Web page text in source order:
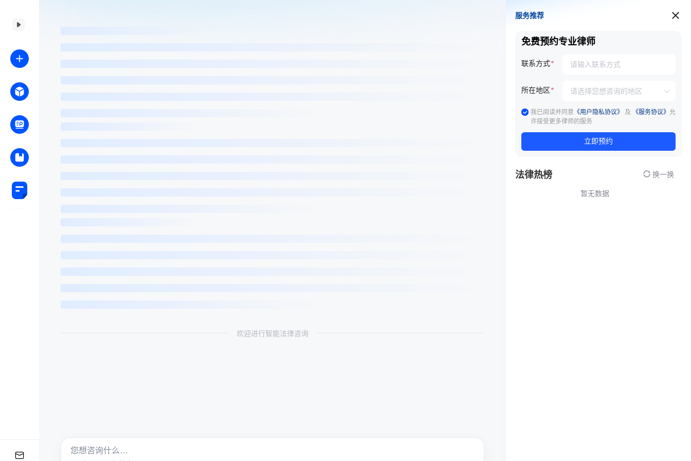
欢迎进行智能法律咨询
服务推荐
服务推荐
免费预约专业律师
联系方式
所在地区
我已阅读并同意 《用户隐私协议》 及 《服务协议》 允
许接受更多律师的服务
立即预约
法律热榜 换一换
暂无数据